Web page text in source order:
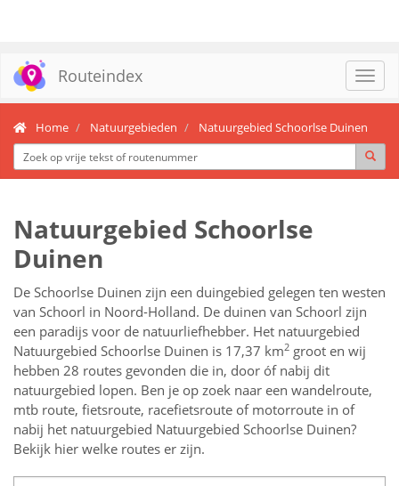
Routeindex
Home Natuurgebieden Natuurgebied Schoorlse Duinen
Natuurgebied Schoorlse
Duinen
De Schoorlse Duinen zijn een duingebied gelegen ten westen
van Schoorl in Noord-Holland. De duinen van Schoorl zijn
een paradijs voor de natuurliefhebber. Het natuurgebied
Natuurgebied Schoorlse Duinen is 17,37 km2 groot en wij
hebben 28 routes gevonden die in, door óf nabij dit
natuurgebied lopen. Ben je op zoek naar een wandelroute,
mtb route, fietsroute, racefietsroute of motorroute in of
nabij het natuurgebied Natuurgebied Schoorlse Duinen?
Bekijk hier welke routes er zijn.